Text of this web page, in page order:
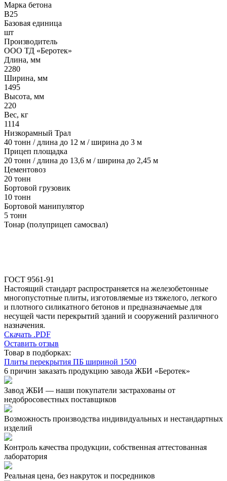
Марка бетона
B25
Базовая единица
шт
Производитель
ООО ТД «Беротек»
Длина, мм
2280
Ширина, мм
1495
Высота, мм
220
Вес, кг
1114
Низкорамный Трал
40 тонн / длина до 12 м / ширина до 3 м
Прицеп площадка
20 тонн / длина до 13,6 м / ширина до 2,45 м
Цементовоз
20 тонн
Бортовой грузовик
10 тонн
Бортовой манипулятор
5 тонн
Тонар (полуприцеп самосвал)
ГОСТ 9561-91
Настоящий стандарт распространяется на железобетонные
многопустотные плиты, изготовляемые из тяжелого, легкого
и плотного силикатного бетонов и предназначаемые для
несущей части перекрытий зданий и сооружений различного
назначения.
Скачать .PDF
Оставить отзыв
Товар в подборках:
Плиты перекрытия ПБ шириной 1500
6 причин заказать продукцию завода ЖБИ «Беротек»
Завод ЖБИ — наши покупатели застрахованы от
недобросовестных поставщиков
Возможность производства индивидуальных и нестандартных
изделий
Контроль качества продукции, собственная аттестованная
лаборатория
Реальная цена, без накруток и посредников